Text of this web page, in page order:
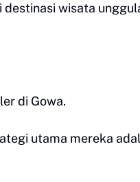
wisata
di Gowa.
utama mereka